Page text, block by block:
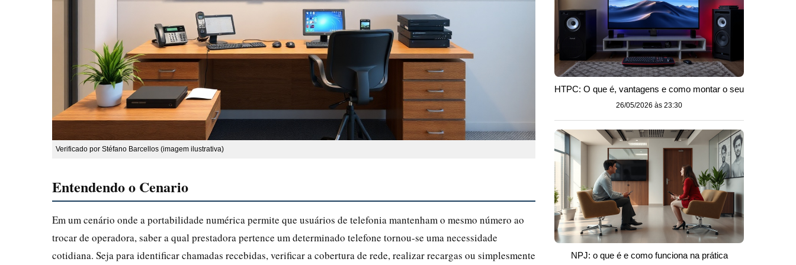
Verificado por Stéfano Barcellos (imagem ilustrativa)
Entendendo o Cenario
Em um cenário onde a portabilidade numérica permite que usuários de telefonia mantenham o mesmo número ao
trocar de operadora, saber a qual prestadora pertence um determinado telefone tornou-se uma necessidade
cotidiana. Seja para identificar chamadas recebidas, verificar a cobertura de rede, realizar recargas ou simplesmente
HTPC: O que é, vantagens e como montar o seu
26/05/2026 às 23:30
NPJ: o que é e como funciona na prática